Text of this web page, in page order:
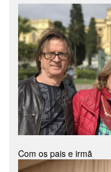
Com os pais e irmã